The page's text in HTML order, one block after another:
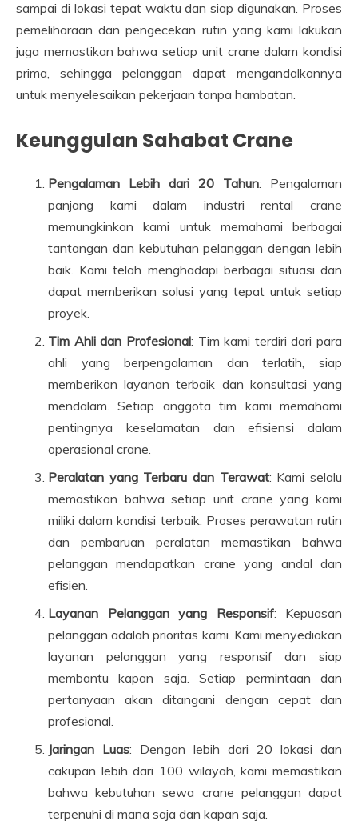
sampai di lokasi tepat waktu dan siap digunakan. Proses
pemeliharaan dan pengecekan rutin yang kami lakukan
juga memastikan bahwa setiap unit crane dalam kondisi
prima, sehingga pelanggan dapat mengandalkannya
untuk menyelesaikan pekerjaan tanpa hambatan.
Keunggulan Sahabat Crane
Pengalaman Lebih dari 20 Tahun: Pengalaman
panjang kami dalam industri rental crane
memungkinkan kami untuk memahami berbagai
tantangan dan kebutuhan pelanggan dengan lebih
baik. Kami telah menghadapi berbagai situasi dan
dapat memberikan solusi yang tepat untuk setiap
proyek.
Tim Ahli dan Profesional: Tim kami terdiri dari para
ahli yang berpengalaman dan terlatih, siap
memberikan layanan terbaik dan konsultasi yang
mendalam. Setiap anggota tim kami memahami
pentingnya keselamatan dan efisiensi dalam
operasional crane.
Peralatan yang Terbaru dan Terawat: Kami selalu
memastikan bahwa setiap unit crane yang kami
miliki dalam kondisi terbaik. Proses perawatan rutin
dan pembaruan peralatan memastikan bahwa
pelanggan mendapatkan crane yang andal dan
efisien.
Layanan Pelanggan yang Responsif: Kepuasan
pelanggan adalah prioritas kami. Kami menyediakan
layanan pelanggan yang responsif dan siap
membantu kapan saja. Setiap permintaan dan
pertanyaan akan ditangani dengan cepat dan
profesional.
Jaringan Luas: Dengan lebih dari 20 lokasi dan
cakupan lebih dari 100 wilayah, kami memastikan
bahwa kebutuhan sewa crane pelanggan dapat
terpenuhi di mana saja dan kapan saja.